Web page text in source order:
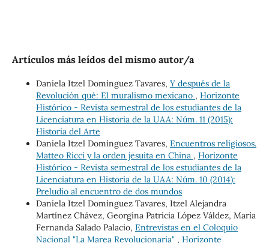
Artículos más leídos del mismo autor/a
Daniela Itzel Domínguez Tavares, Y después de la
Revolución qué: El muralismo mexicano , Horizonte
Histórico - Revista semestral de los estudiantes de la
Licenciatura en Historia de la UAA: Núm. 11 (2015):
Historia del Arte
Daniela Itzel Domínguez Tavares, Encuentros religiosos.
Matteo Ricci y la orden jesuita en China , Horizonte
Histórico - Revista semestral de los estudiantes de la
Licenciatura en Historia de la UAA: Núm. 10 (2014):
Preludio al encuentro de dos mundos
Daniela Itzel Domínguez Tavares, Itzel Alejandra
Martínez Chávez, Georgina Patricia López Váldez, María
Fernanda Salado Palacio, Entrevistas en el Coloquio
Nacional "La Marea Revolucionaria" , Horizonte